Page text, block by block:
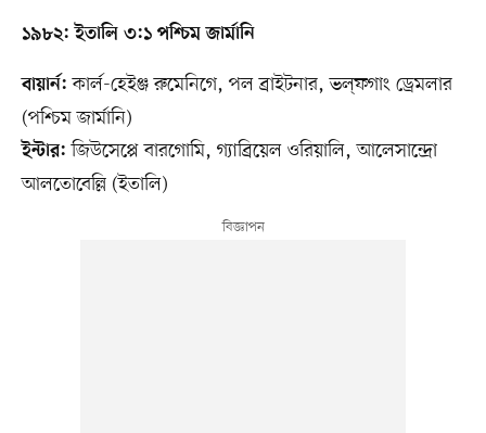
১৯৮২: ইতালি ৩:১ পশ্চিম জার্মানি
বায়ার্ন: কার্ল-হেইঞ্জ রুমেনিগে, পল ব্রাইটনার, ভল্‌ফগাং ড্রেমলার
(পশ্চিম জার্মানি)
ইন্টার: জিউসেপ্পে বারগোমি, গ্যাব্রিয়েল ওরিয়ালি, আলেসান্দ্রো
আলতোবেল্লি (ইতালি)